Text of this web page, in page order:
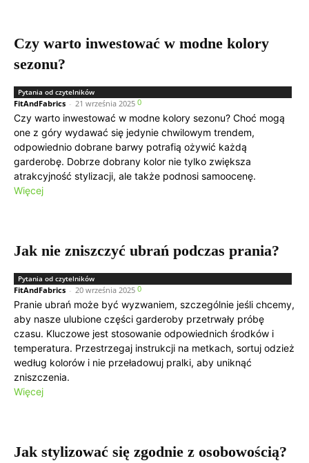
Czy warto inwestować w modne kolory
sezonu?
Pytania od czytelników
FitAndFabrics - 21 września 2025 0
Czy warto inwestować w modne kolory sezonu? Choć mogą
one z góry wydawać się jedynie chwilowym trendem,
odpowiednio dobrane barwy potrafią ożywić każdą
garderobę. Dobrze dobrany kolor nie tylko zwiększa
atrakcyjność stylizacji, ale także podnosi samoocenę.
Więcej
Jak nie zniszczyć ubrań podczas prania?
Pytania od czytelników
FitAndFabrics - 20 września 2025 0
Pranie ubrań może być wyzwaniem, szczególnie jeśli chcemy,
aby nasze ulubione części garderoby przetrwały próbę
czasu. Kluczowe jest stosowanie odpowiednich środków i
temperatura. Przestrzegaj instrukcji na metkach, sortuj odzież
według kolorów i nie przeładowuj pralki, aby uniknąć
zniszczenia.
Więcej
Jak stylizować się zgodnie z osobowością?